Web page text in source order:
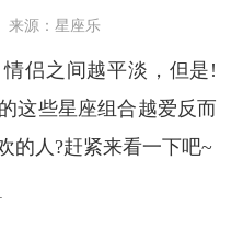
来源：星座乐
侣之间越平淡，但是!
这些星座组合越爱反而
的人?赶紧来看一下吧~